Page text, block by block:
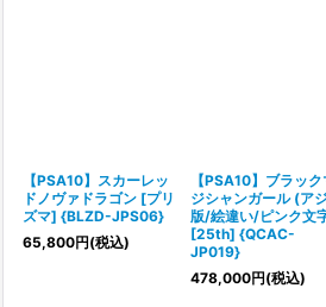
【PSA10】スカーレッ
ドノヴァドラゴン [プリ
ズマ] {BLZD-JPS06}
65,800円(税込)
【PSA10】ブラック
ジシャンガール (ア
版/絵違い/ピンク文
[25th] {QCAC-
JP019}
478,000円(税込)